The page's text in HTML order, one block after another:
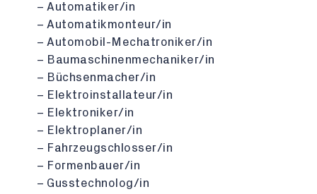
Automatiker/in
Automatikmonteur/in
Automobil-Mechatroniker/in
Baumaschinenmechaniker/in
Büchsenmacher/in
Elektroinstallateur/in
Elektroniker/in
Elektroplaner/in
Fahrzeugschlosser/in
Formenbauer/in
Gusstechnolog/in